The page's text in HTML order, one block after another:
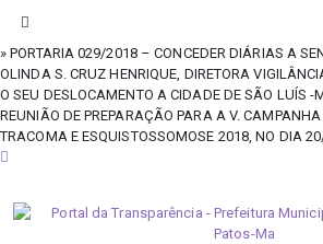
» PORTARIA 029/2018 – CONCEDER DIÁRIAS A
OLINDA S. CRUZ HENRIQUE, DIRETORA
O SEU DESLOCAMENTO A CIDADE DE SÃO LUÍS -
REUNIÃO DE PREPARAÇÃO PARA A V.
TRACOMA E ESQUISTOSSOMOSE 2018, NO DIA